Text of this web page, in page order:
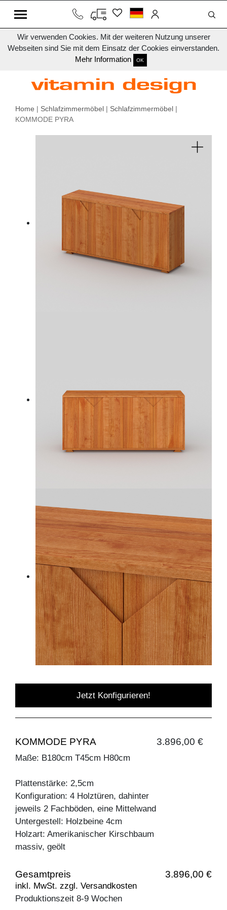
Wir verwenden Cookies. Mit der weiteren Nutzung unserer
Webseiten sind Sie mit dem Einsatz der Cookies einverstanden.
Mehr Information
OK
Home | Schlafzimmermöbel | Schlafzimmermöbel |
KOMMODE PYRA
Jetzt Konfigurieren!
KOMMODE PYRA 3.896,00 €
Maße: B180cm T45cm H80cm
Plattenstärke: 2,5cm
Konfiguration: 4 Holztüren, dahinter
jeweils 2 Fachböden, eine Mittelwand
Untergestell: Holzbeine 4cm
Holzart: Amerikanischer Kirschbaum
massiv, geölt
Gesamtpreis 3.896,00 €
inkl. MwSt. zzgl. Versandkosten
Produktionszeit 8-9 Wochen